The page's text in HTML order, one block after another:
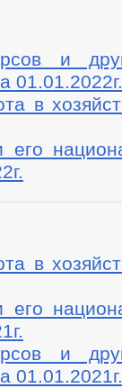
и
01.01.2022г.
в
его
в
его
и
01.01.2021г.